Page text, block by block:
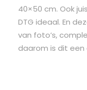
40×50 cm. Ook
DTG ideaal. En
van foto’s,
daarom is dit een